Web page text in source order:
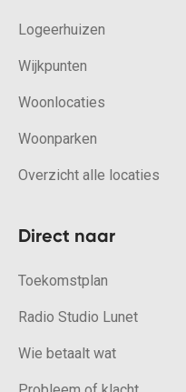
Logeerhuizen
Wijkpunten
Woonlocaties
Woonparken
Overzicht alle locaties
Direct naar
Toekomstplan
Radio Studio Lunet
Wie betaalt wat